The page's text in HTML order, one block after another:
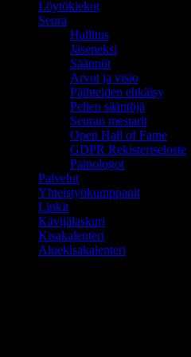
Löytökiekot
Seura
Hallitus
Jäseneksi
Säännöt
Arvot ja visio
Päihteiden ehkäisy
Pelien sääntöjä
Seuran mestarit
Open Hall of Fame
GDPR Rekisteriseloste
Painologot
Palvelut
Yhteistyökumppanit
Linkit
Kävijälaskuri
Kisakalenteri
Aluekisakalenteri